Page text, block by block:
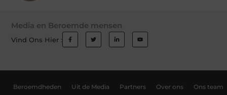
Media en Beroemde mensen
Vind Ons Hier :
Beroemdheden Uit de Media Partners Over ons Ons team